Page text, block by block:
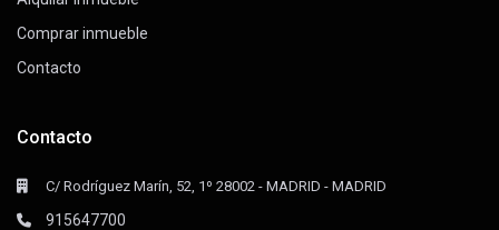
Comprar inmueble
Contacto
Contacto
C/ Rodríguez Marín, 52, 1º 28002 - MADRID - MADRID
915647700